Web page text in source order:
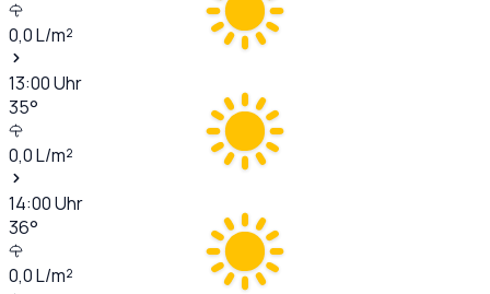
0,0L/m²
13:00Uhr
35°
0,0L/m²
14:00Uhr
36°
0,0L/m²